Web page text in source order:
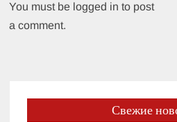
You must be logged in to post
a comment.
Свежие